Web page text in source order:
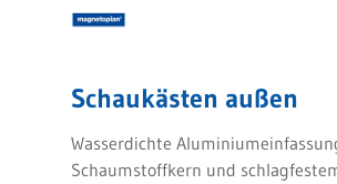
Schaukästen außen
Wasserdichte
Schaumstoffkern und